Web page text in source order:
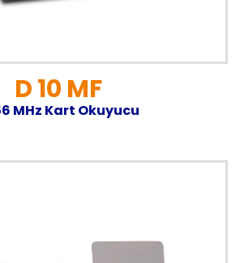
D 10 MF
MHz Kart Okuyucu